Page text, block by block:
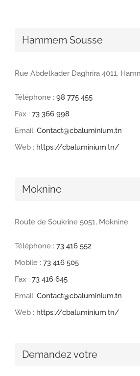
Hammem Sousse
Rue Abdelkader Daghrira 4011,
Téléphone : 98 775 455
Fax : 73 366 998
Email: Contact@cbaluminium.tn
Web : https://cbaluminium.tn/
Moknine
Route de Soukrine 5051, Moknine
Téléphone : 73 416 552
Mobile : 73 416 505
Fax : 73 416 645
Email: Contact@cbaluminium.tn
Web : https://cbaluminium.tn/
Demandez votre